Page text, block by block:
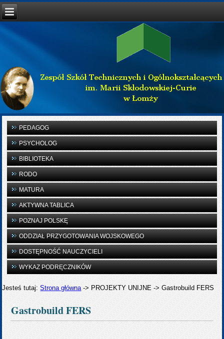
PEDAGOG
PSYCHOLOG
BIBLIOTEKA
RODO
MATURA
AKTYWNA TABLICA
POZNAJ POLSKĘ
ODDZIAŁ PRZYGOTOWANIA WOJSKOWEGO
DOSTĘPNOŚĆ NAUCZYCIELI
WYKAZ PODRĘCZNIKÓW
Jesteś tutaj:Strona główna -> PROJEKTY UNIJNE ->Gastrobuild FERS
Gastrobuild FERS